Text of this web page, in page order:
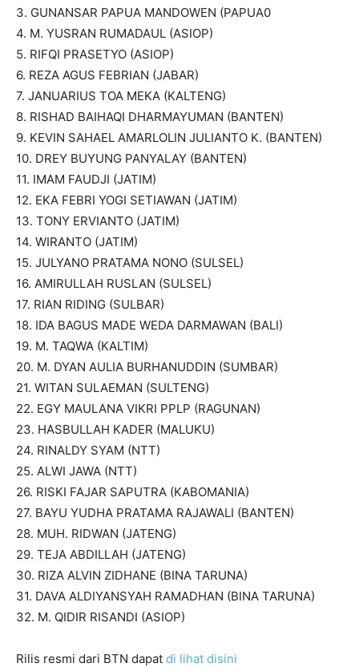
3. GUNANSAR PAPUA MANDOWEN (PAPUA0
4. M. YUSRAN RUMADAUL (ASIOP)
5. RIFQI PRASETYO (ASIOP)
6. REZA AGUS FEBRIAN (JABAR)
7. JANUARIUS TOA MEKA (KALTENG)
8. RISHAD BAIHAQI DHARMAYUMAN (BANTEN)
9. KEVIN SAHAEL AMARLOLIN JULIANTO K. (BANTEN)
10. DREY BUYUNG PANYALAY (BANTEN)
11. IMAM FAUDJI (JATIM)
12. EKA FEBRI YOGI SETIAWAN (JATIM)
13. TONY ERVIANTO (JATIM)
14. WIRANTO (JATIM)
15. JULYANO PRATAMA NONO (SULSEL)
16. AMIRULLAH RUSLAN (SULSEL)
17. RIAN RIDING (SULBAR)
18. IDA BAGUS MADE WEDA DARMAWAN (BALI)
19. M. TAQWA (KALTIM)
20. M. DYAN AULIA BURHANUDDIN (SUMBAR)
21. WITAN SULAEMAN (SULTENG)
22. EGY MAULANA VIKRI PPLP (RAGUNAN)
23. HASBULLAH KADER (MALUKU)
24. RINALDY SYAM (NTT)
25. ALWI JAWA (NTT)
26. RISKI FAJAR SAPUTRA (KABOMANIA)
27. BAYU YUDHA PRATAMA RAJAWALI (BANTEN)
28. MUH. RIDWAN (JATENG)
29. TEJA ABDILLAH (JATENG)
30. RIZA ALVIN ZIDHANE (BINA TARUNA)
31. DAVA ALDIYANSYAH RAMADHAN (BINA TARUNA)
32. M. QIDIR RISANDI (ASIOP)
Rilis resmi dari BTN dapat di lihat disini